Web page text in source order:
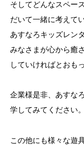
そしてどんなスペー
だいて一緒に考えて
あすなろキッズレン
みなさまが心から癒
していければとおも
企業様是非、あすな
学してみてください。
この他にも様々な遊